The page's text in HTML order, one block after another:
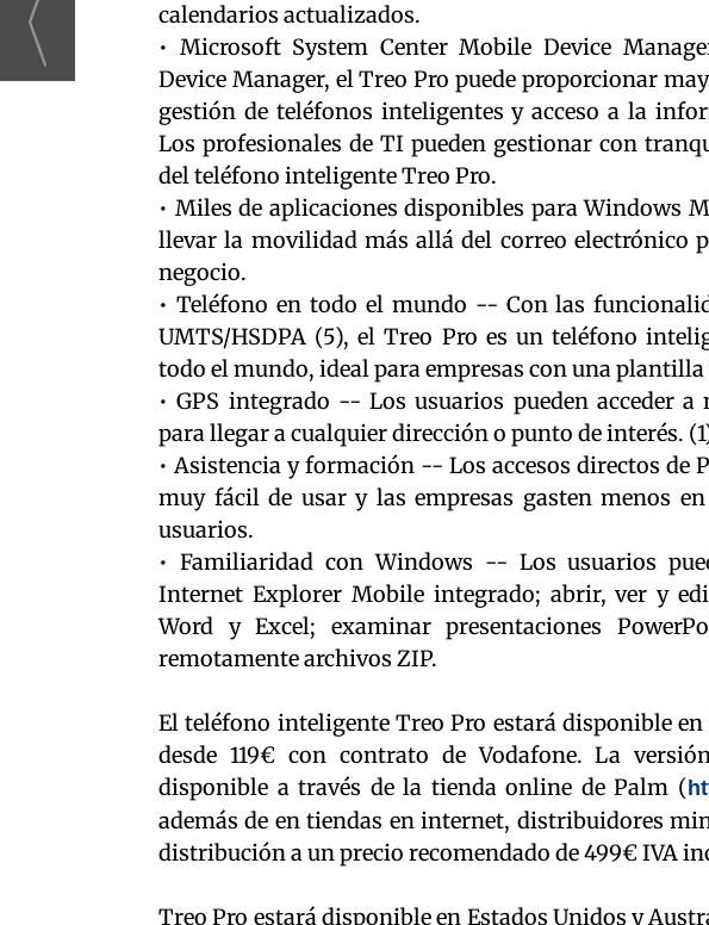
calendarios actualizados.
• Microsoft System Center Mobile Device
Device Manager, el Treo Pro puede proporcionar
gestión de teléfonos inteligentes y acceso a la
Los profesionales de TI pueden gestionar con
del teléfono inteligente Treo Pro.
• Miles de aplicaciones disponibles para Windows
llevar la movilidad más allá del correo electrónico
negocio.
• Teléfono en todo el mundo -- Con las
UMTS/HSDPA (5), el Treo Pro es un teléfono
todo el mundo, ideal para empresas con una
• GPS integrado -- Los usuarios pueden acceder
para llegar a cualquier dirección o punto de interés.
• Asistencia y formación -- Los accesos directos de
muy fácil de usar y las empresas gasten menos
usuarios.
• Familiaridad con Windows -- Los usuarios
Internet Explorer Mobile integrado; abrir, ver y
Word y Excel; examinar presentaciones
remotamente archivos ZIP.
El teléfono inteligente Treo Pro estará disponible
desde 119€ con contrato de Vodafone. La
disponible a través de la tienda online de Palm (
además de en tiendas en internet, distribuidores
distribución a un precio recomendado de 499€ IVA
Treo Pro estará disponible en Estados Unidos y